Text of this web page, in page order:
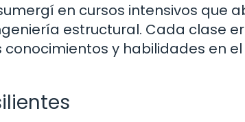
en cursos intensivos que
estructural. Cada clase
y habilidades en